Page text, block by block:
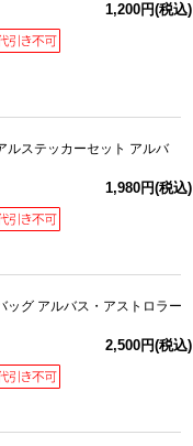
1,200円(税込)
ルステッカーセット アルバ
1,980円(税込)
ッグ アルバス・アストロラー
2,500円(税込)